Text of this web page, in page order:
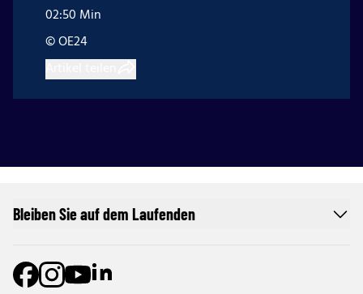
02:50 Min
© OE24
Bleiben Sie auf dem Laufenden